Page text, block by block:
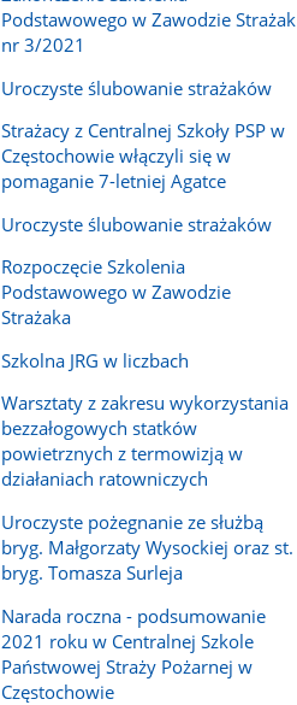
Podstawowego w Zawodzie Strażak
nr 3/2021
Uroczyste ślubowanie strażaków
Strażacy z Centralnej Szkoły PSP w
Częstochowie włączyli się w
pomaganie 7-letniej Agatce
Uroczyste ślubowanie strażaków
Rozpoczęcie Szkolenia
Podstawowego w Zawodzie
Strażaka
Szkolna JRG w liczbach
Warsztaty z zakresu wykorzystania
bezzałogowych statków
powietrznych z termowizją w
działaniach ratowniczych
Uroczyste pożegnanie ze służbą
bryg. Małgorzaty Wysockiej oraz st.
bryg. Tomasza Surleja
Narada roczna - podsumowanie
2021 roku w Centralnej Szkole
Państwowej Straży Pożarnej w
Częstochowie